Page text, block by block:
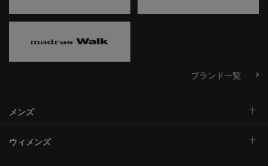
ブランド一覧
メンズ
ウィメンズ